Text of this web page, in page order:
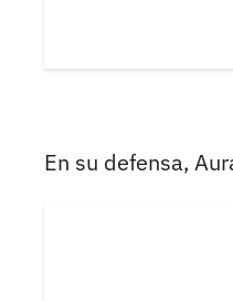
En su defensa,